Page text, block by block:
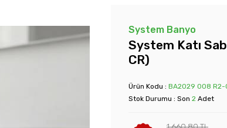
System Banyo
System Katı
CR)
Ürün Kodu : BA2029 008 R2-
Stok Durumu : Son 2 Adet